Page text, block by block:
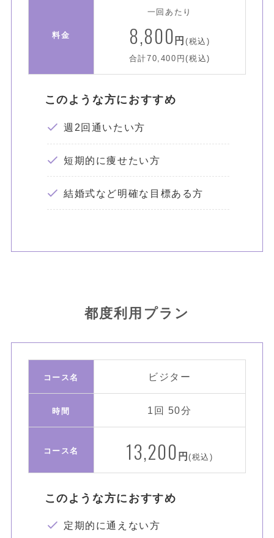
料金
一回あたり
8,800 円 (税込)
合計70,400円(税込)
このような方におすすめ
週2回通いたい方
短期的に痩せたい方
結婚式など明確な目標ある方
都度利用プラン
コース名 ビジター
時間 1回 50分
コース名 13,200 円(税込)
このような方におすすめ
定期的に通えない方